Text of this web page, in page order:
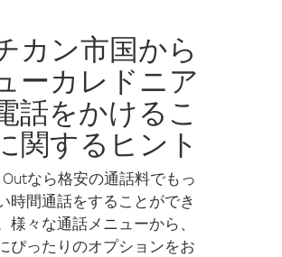
カン市国から
ーカレドニア
話をかけるこ
関するヒント
なら格安の通話料でもっ
時間通話をすることができ
様々な通話メニューから、
ぴったりのオプションをお